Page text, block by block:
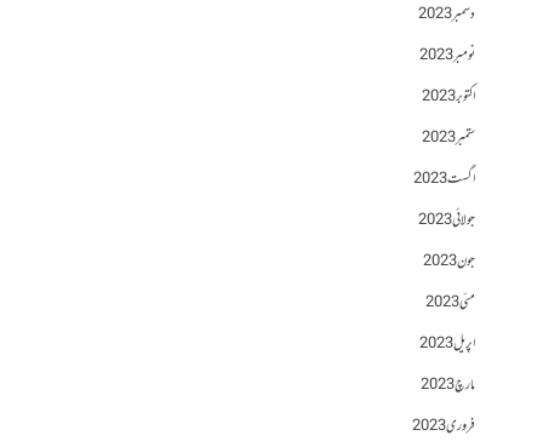
دسمبر 2023
نومبر 2023
اکتوبر 2023
ستمبر 2023
اگست 2023
جولائی 2023
جون 2023
مئی 2023
اپریل 2023
مارچ 2023
فروری 2023